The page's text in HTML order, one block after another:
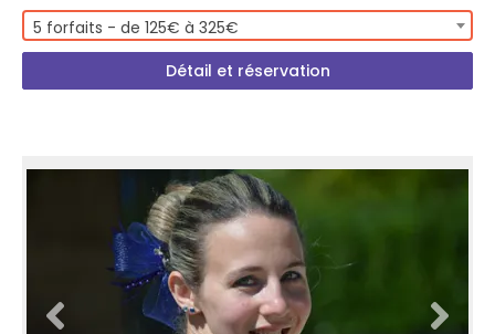
5 forfaits - de 125€ à 325€
Détail et réservation